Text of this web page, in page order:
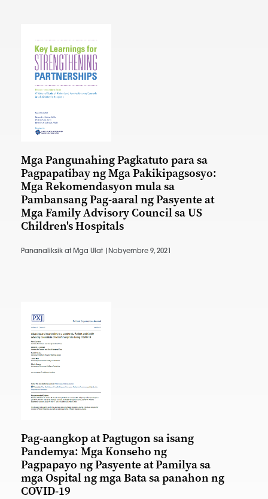
Mga Pangunahing Pagkatuto para sa
Pagpapatibay ng Mga Pakikipagsosyo:
Mga Rekomendasyon mula sa
Pambansang Pag-aaral ng Pasyente at
Mga Family Advisory Council sa US
Children's Hospitals
Pananaliksik at Mga Ulat | Nobyembre 9, 2021
Pag-aangkop at Pagtugon sa isang
Pandemya: Mga Konseho ng
Pagpapayo ng Pasyente at Pamilya sa
mga Ospital ng mga Bata sa panahon ng
COVID-19